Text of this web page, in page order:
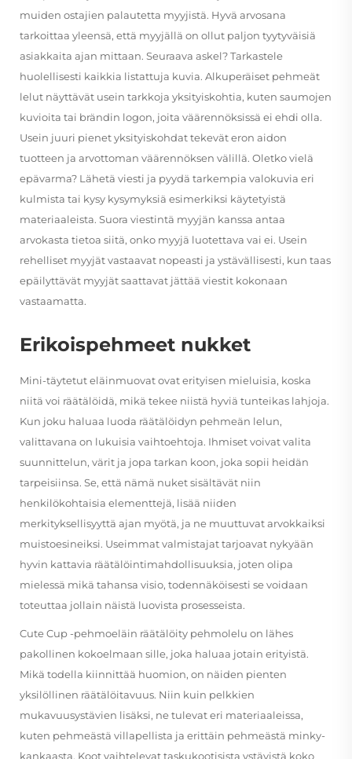
muiden ostajien palautetta myyjistä. Hyvä arvosana
tarkoittaa yleensä, että myyjällä on ollut paljon tyytyväisiä
asiakkaita ajan mittaan. Seuraava askel? Tarkastele
huolellisesti kaikkia listattuja kuvia. Alkuperäiset pehmeät
lelut näyttävät usein tarkkoja yksityiskohtia, kuten saumojen
kuvioita tai brändin logon, joita väärennöksissä ei ehdi olla.
Usein juuri pienet yksityiskohdat tekevät eron aidon
tuotteen ja arvottoman väärennöksen välillä. Oletko vielä
epävarma? Lähetä viesti ja pyydä tarkempia valokuvia eri
kulmista tai kysy kysymyksiä esimerkiksi käytetyistä
materiaaleista. Suora viestintä myyjän kanssa antaa
arvokasta tietoa siitä, onko myyjä luotettava vai ei. Usein
rehelliset myyjät vastaavat nopeasti ja ystävällisesti, kun taas
epäilyttävät myyjät saattavat jättää viestit kokonaan
vastaamatta.
Erikoispehmeet nukket
Mini-täytetut eläinmuovat ovat erityisen mieluisia, koska
niitä voi räätälöidä, mikä tekee niistä hyviä tunteikas lahjoja.
Kun joku haluaa luoda räätälöidyn pehmeän lelun,
valittavana on lukuisia vaihtoehtoja. Ihmiset voivat valita
suunnittelun, värit ja jopa tarkan koon, joka sopii heidän
tarpeisiinsa. Se, että nämä nuket sisältävät niin
henkilökohtaisia elementtejä, lisää niiden
merkityksellisyyttä ajan myötä, ja ne muuttuvat arvokkaiksi
muistoesineiksi. Useimmat valmistajat tarjoavat nykyään
hyvin kattavia räätälöintimahdollisuuksia, joten olipa
mielessä mikä tahansa visio, todennäköisesti se voidaan
toteuttaa jollain näistä luovista prosesseista.
Cute Cup -pehmoeläin räätälöity pehmolelu on lähes
pakollinen kokoelmaan sille, joka haluaa jotain erityistä.
Mikä todella kiinnittää huomion, on näiden pienten
yksilöllinen räätälöitavuus. Niin kuin pelkkien
mukavuusystävien lisäksi, ne tulevat eri materiaaleissa,
kuten pehmeästä villapellista ja erittäin pehmeästä minky-
kankaasta. Koot vaihtelevat taskukootisista ystävistä koko